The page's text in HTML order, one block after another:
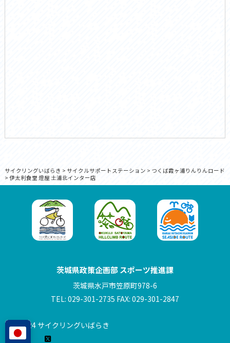
サイクリングいばらき > サイクルサポートステーション > つくば霞ヶ浦りんりんロード
> 伊太利食堂 燈屋 土浦北インター店
茨城県政策企画部 スポーツ推進課
茨城県水戸市笠原町978-6
TEL: 029-301-2735 FAX: 029-301-2847
© 2024 サイクリングいばらき